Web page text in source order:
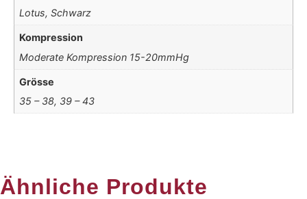
Lotus, Schwarz
Kompression
Moderate Kompression 15-20mmHg
Grösse
35 – 38, 39 – 43
Ähnliche Produkte